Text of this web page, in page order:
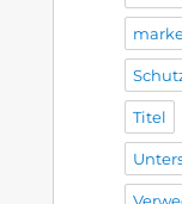
Titel